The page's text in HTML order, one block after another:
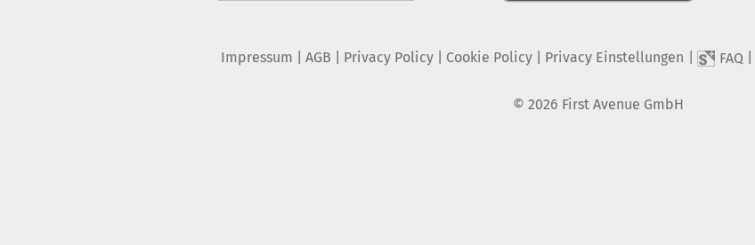
Impressum AGB Privacy Policy| Cookie Policy| Privacy Einstellungen FAQ
© 2026 First Avenue GmbH